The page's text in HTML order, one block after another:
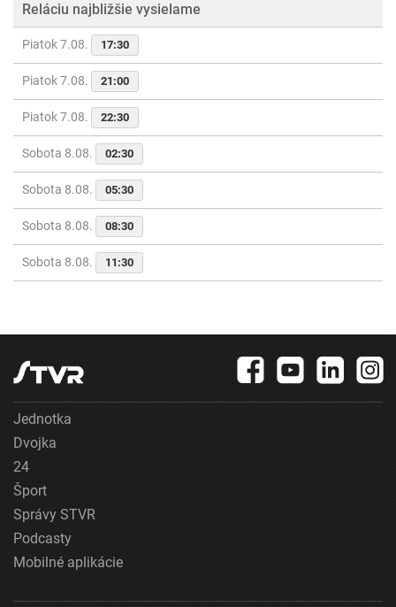
Reláciu najbližšie vysielame
Piatok 7.08. 17:30
Piatok 7.08. 21:00
Piatok 7.08. 22:30
Sobota 8.08. 02:30
Sobota 8.08. 05:30
Sobota 8.08. 08:30
Sobota 8.08. 11:30
Jednotka
Dvojka
24
Šport
Správy STVR
Podcasty
Mobilné aplikácie